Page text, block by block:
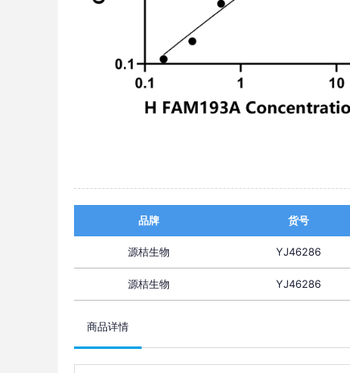
品牌 货号
源桔生物 YJ46286
源桔生物 YJ46286
商品详情